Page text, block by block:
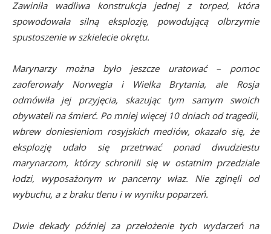
Zawiniła wadliwa konstrukcja jednej z torped, która
spowodowała silną eksplozję, powodującą olbrzymie
spustoszenie w szkielecie okrętu.
Marynarzy można było jeszcze uratować – pomoc
zaoferowały Norwegia i Wielka Brytania, ale Rosja
odmówiła jej przyjęcia, skazując tym samym swoich
obywateli na śmierć. Po mniej więcej 10 dniach od tragedii,
wbrew doniesieniom rosyjskich mediów, okazało się, że
eksplozję udało się przetrwać ponad dwudziestu
marynarzom, którzy schronili się w ostatnim przedziale
łodzi, wyposażonym w pancerny właz. Nie zginęli od
wybuchu, a z braku tlenu i w wyniku poparzeń.
Dwie dekady później za przełożenie tych wydarzeń na